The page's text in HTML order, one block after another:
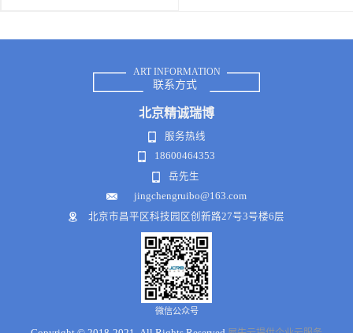
ART INFORMATION
联系方式
北京精诚瑞博
服务热线
18600464353
岳先生
jingchengruibo@163.com
北京市昌平区科技园区创新路27号3号楼6层
微信公众号